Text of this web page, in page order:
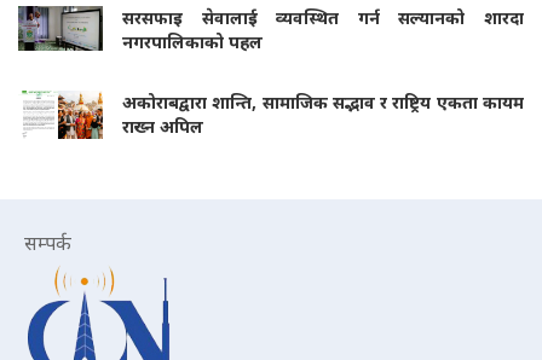
सरसफाइ सेवालाई व्यवस्थित गर्न सल्यानको शारदा
नगरपालिकाको पहल
अकोराबद्वारा शान्ति, सामाजिक सद्भाव र राष्ट्रिय एकता कायम
राख्न अपिल
सम्पर्क